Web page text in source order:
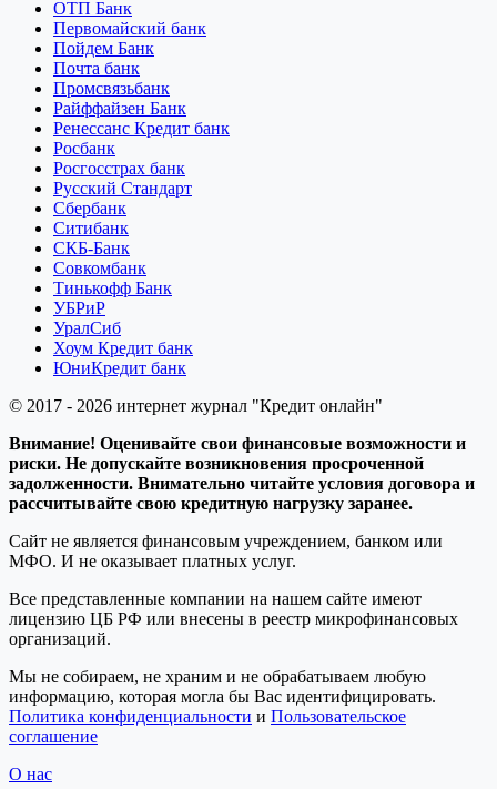
ОТП Банк
Первомайский банк
Пойдем Банк
Почта банк
Промсвязьбанк
Райффайзен Банк
Ренессанс Кредит банк
Росбанк
Росгосстрах банк
Русский Стандарт
Сбербанк
Ситибанк
СКБ-Банк
Совкомбанк
Тинькофф Банк
УБРиР
УралСиб
Хоум Кредит банк
ЮниКредит банк
© 2017 - 2026 интернет журнал "Кредит онлайн"
Внимание! Оценивайте свои финансовые возможности и
риски. Не допускайте возникновения просроченной
задолженности. Внимательно читайте условия договора и
рассчитывайте свою кредитную нагрузку заранее.
Сайт не является финансовым учреждением, банком или
МФО. И не оказывает платных услуг.
Все представленные компании на нашем сайте имеют
лицензию ЦБ РФ или внесены в реестр микрофинансовых
организаций.
Мы не собираем, не храним и не обрабатываем любую
информацию, которая могла бы Вас идентифицировать.
Политика конфиденциальности и Пользовательское
соглашение
О нас